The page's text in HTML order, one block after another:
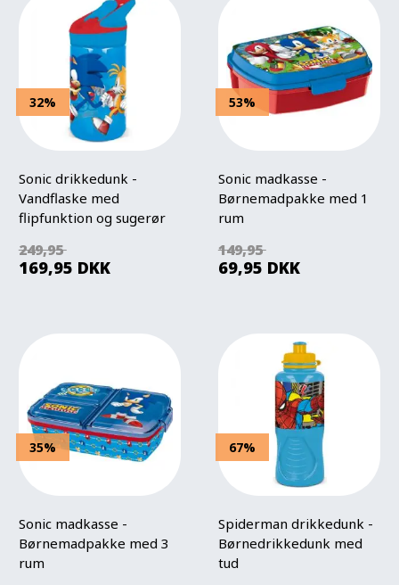
32%
Sonic drikkedunk -
Vandflaske med
flipfunktion og sugerør
249,95
169,95 DKK
53%
Sonic madkasse -
Børnemadpakke med 1
rum
149,95
69,95 DKK
35%
Sonic madkasse -
Børnemadpakke med 3
rum
67%
Spiderman drikkedunk -
Børnedrikkedunk med
tud